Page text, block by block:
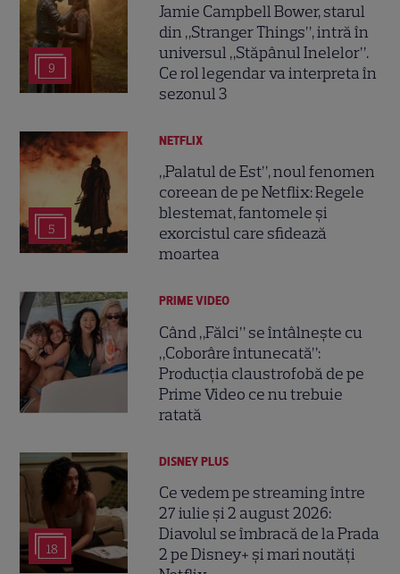
9
Jamie Campbell Bower, starul
din „Stranger Things”, intră în
universul „Stăpânul Inelelor”.
Ce rol legendar va interpreta în
sezonul 3
5
NETFLIX
„Palatul de Est”, noul fenomen
coreean de pe Netflix: Regele
blestemat, fantomele și
exorcistul care sfidează
moartea
PRIME VIDEO
Când „Fălci” se întâlnește cu
„Coborâre întunecată”:
Producția claustrofobă de pe
Prime Video ce nu trebuie
ratată
18
DISNEY PLUS
Ce vedem pe streaming între
27 iulie și 2 august 2026:
Diavolul se îmbracă de la Prada
2 pe Disney+ și mari noutăți